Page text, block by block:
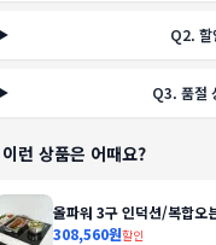
Q2.할
Q3. 품절
런 상품은 어때요?
올파워 3구 인덕션/복합
308,560원할인